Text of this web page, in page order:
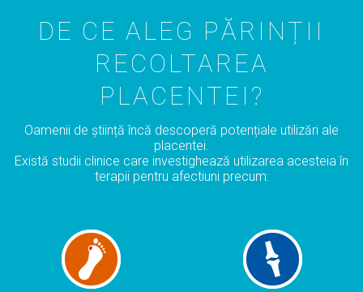
DE CE ALEG PĂRINȚII
RECOLTAREA
PLACENTEI?
Oamenii de știință încă descoperă potențiale utilizări ale
placentei.
Există studii clinice care investighează utilizarea acesteia în
terapii pentru afectiuni precum: